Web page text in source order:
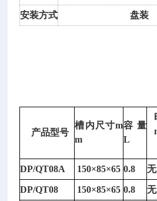
安装方式 盘装
产品型号
槽内尺寸m
m
容量
L
DP/QT08A 150×85×65 0.8 无
DP/QT08 150×85×65 0.8 无